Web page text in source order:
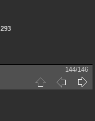
293
144/146